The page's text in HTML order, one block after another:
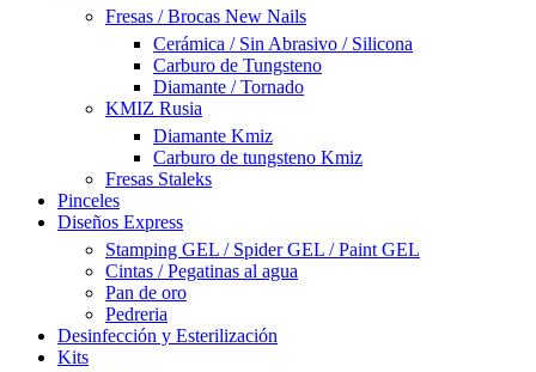
Fresas / Brocas New Nails
Cerámica / Sin Abrasivo / Silicona
Carburo de Tungsteno
Diamante / Tornado
KMIZ Rusia
Diamante Kmiz
Carburo de tungsteno Kmiz
Fresas Staleks
Pinceles
Diseños Express
Stamping GEL / Spider GEL / Paint GEL
Cintas / Pegatinas al agua
Pan de oro
Pedreria
Desinfección y Esterilización
Kits